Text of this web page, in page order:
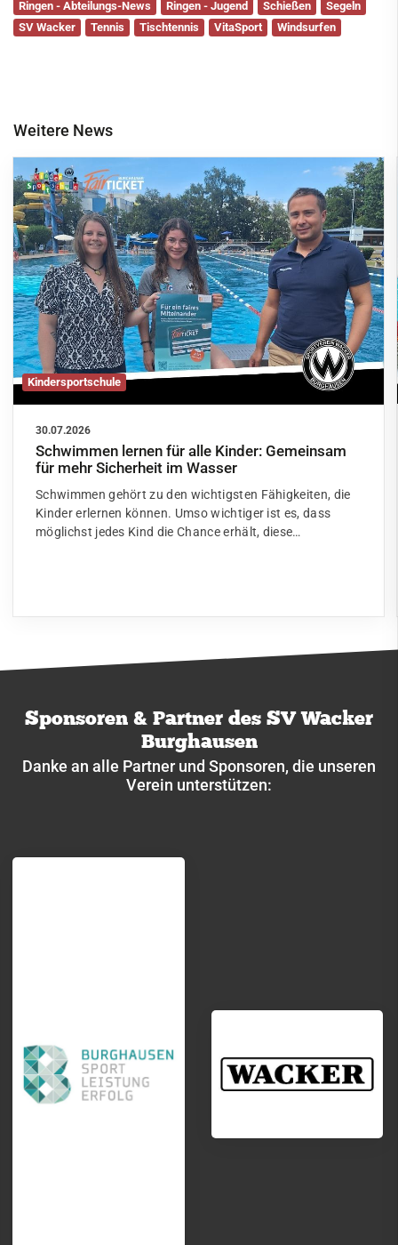
Ringen - Abteilungs-News Ringen - Jugend Schießen
Segeln
SV Wacker
Tennis Tischtennis VitaSport Windsurfen
Weitere News
Kindersportschule
30.07.2026
Schwimmen lernen für alle Kinder: Gemeinsam
für mehr Sicherheit im Wasser
Schwimmen gehört zu den wichtigsten Fähigkeiten, die
Kinder erlernen können. Umso wichtiger ist es, dass
möglichst jedes Kind die Chance erhält, diese…
Sponsoren & Partner des SV Wacker
Burghausen
Danke an alle Partner und Sponsoren, die unseren
Verein unterstützen: